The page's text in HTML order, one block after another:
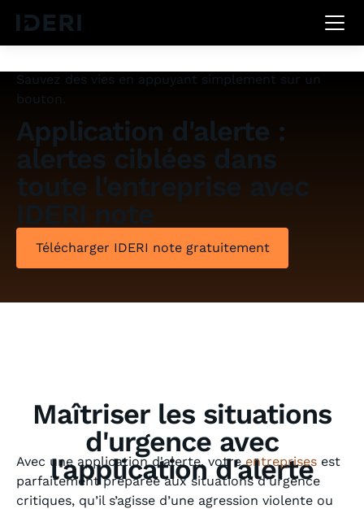
DEEN
Sauvez des vies en appuyant simplement sur un
bouton.
Application d'alerte :
alertes ciblées dans
toute l'entreprise avec
IDERI note
Télécharger IDERI note gratuitement
Maîtriser les situations
d'urgence avec
l'application d'alerte
Avec une application d'alerte, votreentreprisesest
parfaitement préparée aux situations d’urgence
critiques, qu’il s’agisse d’une agression violente ou